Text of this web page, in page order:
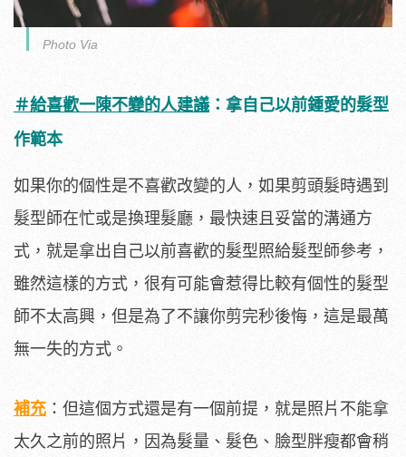
Photo Via
＃給喜歡一陳不變的人建議 ：拿自己以前鍾愛的髮型
作範本
如果你的個性是不喜歡改變的人，如果剪頭髮時遇到
髮型師在忙或是換理髮廳，最快速且妥當的溝通方
式，就是拿出自己以前喜歡的髮型照給髮型師參考，
雖然這樣的方式，很有可能會惹得比較有個性的髮型
師不太高興，但是為了不讓你剪完秒後悔，這是最萬
無一失的方式。
補充 ：但這個方式還是有一個前提，就是照片不能拿
太久之前的照片，因為髮量、髮色、臉型胖瘦都會稍